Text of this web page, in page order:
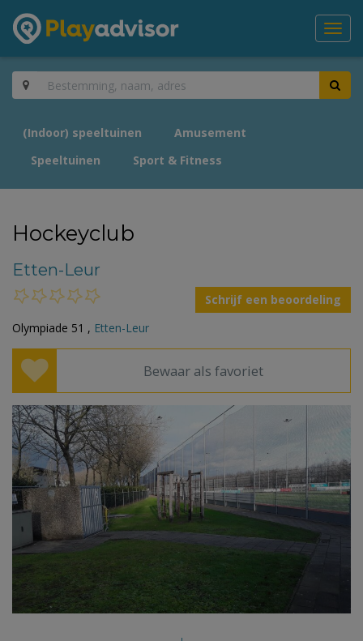
(Indoor) speeltuinen
Amusement
Speeltuinen
Sport & Fitness
Hockeyclub
Etten-Leur
Schrijf een beoordeling
Olympiade 51 , Etten-Leur
Bewaar als favoriet